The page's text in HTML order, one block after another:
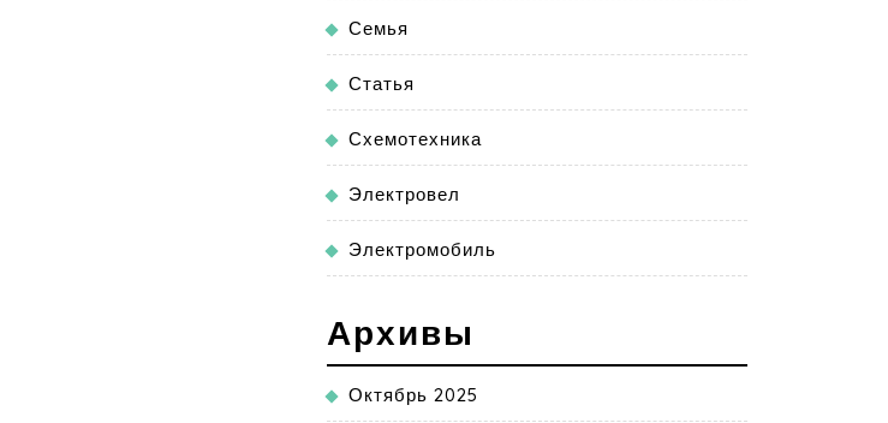
Семья
Статья
Схемотехника
Электровел
Электромобиль
Архивы
Октябрь 2025